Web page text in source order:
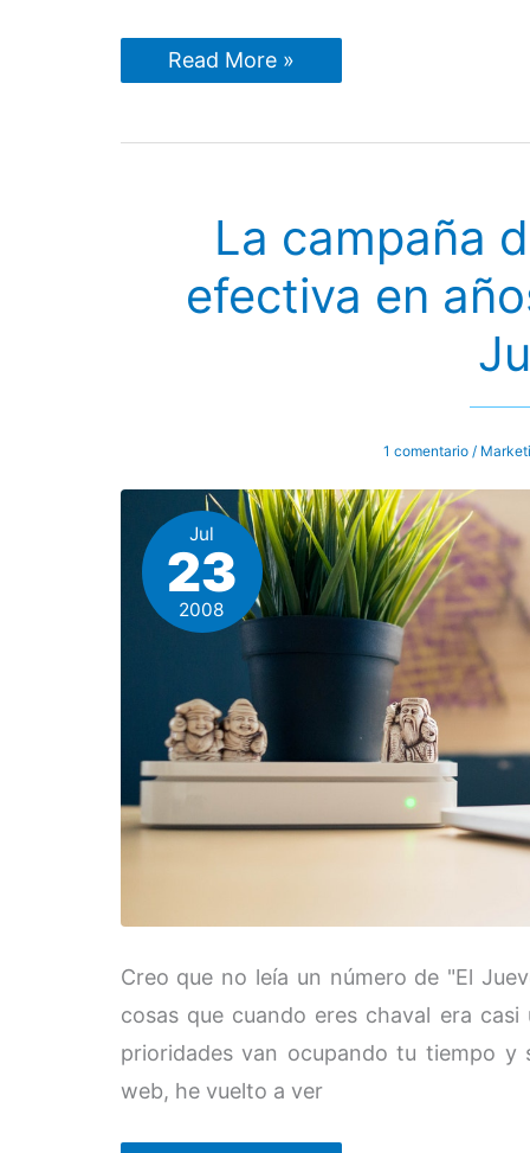
Cómo
no
con
Read More »
La campaña
efectiva en
1 comentario /
Jul
23
2008
Creo que no leía un número de "El
cosas que cuando eres chaval era
prioridades van ocupando tu tiempo
web, he vuelto a ver